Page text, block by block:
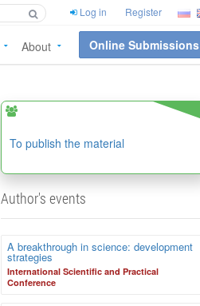
Log in Register
About Online Submissions
To publish the material
Author's events
A breakthrough in science: development
strategies
International Scientific and Practical
Conference